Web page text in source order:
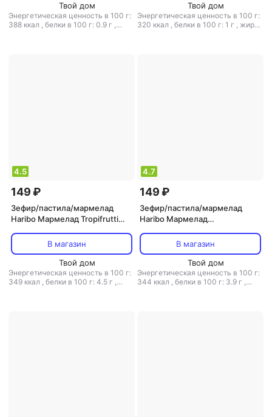
Твой дом
Энергетическая ценность в 100 г:
388 ккал , белки в 100 г: 0.9 г ,
Твой дом
Энергетическая ценность в 100 г:
320 ккал , белки в 100 г: 1 г , жиры
4.5
149 ₽
Зефир/пастила/мармелад
Haribo Мармелад Tropifrutti
В магазин
Твой дом
Энергетическая ценность в 100 г:
349 ккал , белки в 100 г: 4.5 г ,
4.7
149 ₽
Зефир/пастила/мармелад
Haribo Мармелад
Fresones / Харибо Клубника 2
шт по 100 гр
В магазин
Твой дом
Энергетическая ценность в 100 г:
344 ккал , белки в 100 г: 3.9 г ,